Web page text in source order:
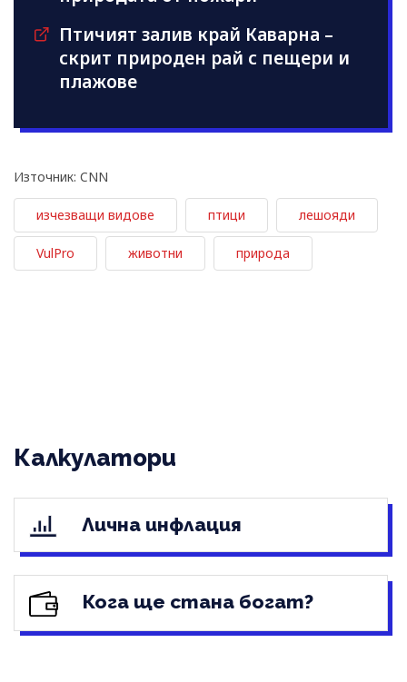
Птичият залив край Каварна –
скрит природен рай с пещери и
плажове
Източник: CNN
изчезващи видове птици лешояди
VulPro животни природа
Калкулатори
Лична инфлация
Кога ще стана богат?